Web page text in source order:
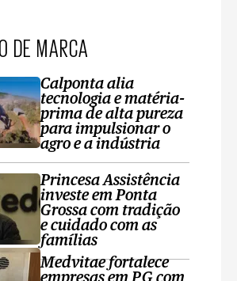
DE MARCA
Calponta alia
tecnologia e matéria-
prima de alta pureza
para impulsionar o
agro e a indústria
Princesa Assistência
investe em Ponta
Grossa com tradição
e cuidado com as
famílias
Medvitae fortalece
empresas em PG com